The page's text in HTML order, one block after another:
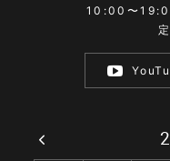
10:00〜